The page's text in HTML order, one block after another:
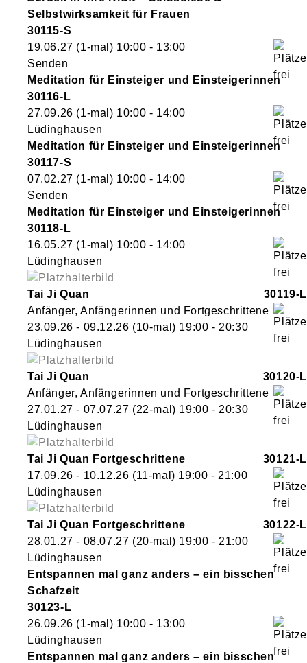
Selbstwirksamkeit für Frauen
30115-S
19.06.27 (1-mal) 10:00 - 13:00
Senden
Meditation für Einsteiger und Einsteigerinnen
30116-L
27.09.26 (1-mal) 10:00 - 14:00
Lüdinghausen
Meditation für Einsteiger und Einsteigerinnen
30117-S
07.02.27 (1-mal) 10:00 - 14:00
Senden
Meditation für Einsteiger und Einsteigerinnen
30118-L
16.05.27 (1-mal) 10:00 - 14:00
Lüdinghausen
Tai Ji Quan
30119-L
Anfänger, Anfängerinnen und Fortgeschrittene
23.09.26 - 09.12.26 (10-mal) 19:00 - 20:30
Lüdinghausen
Tai Ji Quan
30120-L
Anfänger, Anfängerinnen und Fortgeschrittene
27.01.27 - 07.07.27 (22-mal) 19:00 - 20:30
Lüdinghausen
Tai Ji Quan Fortgeschrittene
30121-L
17.09.26 - 10.12.26 (11-mal) 19:00 - 21:00
Lüdinghausen
Tai Ji Quan Fortgeschrittene
30122-L
28.01.27 - 08.07.27 (20-mal) 19:00 - 21:00
Lüdinghausen
Entspannen mal ganz anders – ein bisschen
Schafzeit
30123-L
26.09.26 (1-mal) 10:00 - 13:00
Lüdinghausen
Entspannen mal ganz anders – ein bisschen